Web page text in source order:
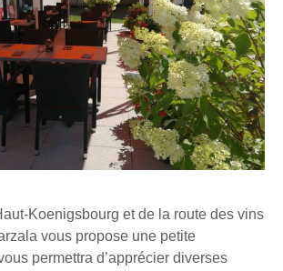
Koenigsbourg et de la route des vins
vous propose une petite
permettra d’apprécier diverses